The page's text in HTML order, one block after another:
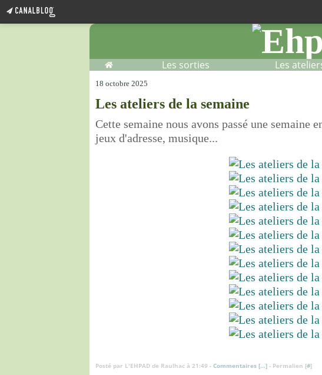
Home Les sorties Les
18 octobre 2025
Les ateliers de la semaine
Cette semaine nous avons passé une semaine
jeux d'adresse, musique...
Posté par L'EHPAD de Raulhac à 21:49 - Commentaires […] - Permalien [#]